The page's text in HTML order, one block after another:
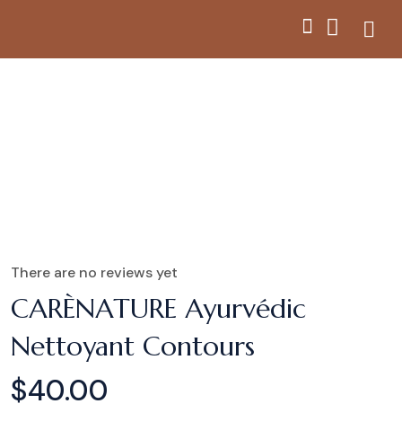
There are no reviews yet
CARÈNATURE Ayurvédic
Nettoyant Contours
$40.00